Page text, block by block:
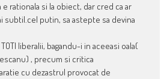
e rationala si la obiect, dar cred ca ar
subtil.cel putin, sa astepte sa devina
liberalii, bagandu-i in aceeasi oala(
, precum si critica
cu dezastrul provocat de